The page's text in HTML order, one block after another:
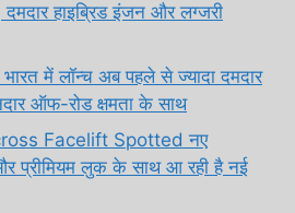
हाइब्रिड इंजन और लग्जरी
में लॉन्च अब पहले से ज्यादा दमदार
ऑफ-रोड क्षमता के साथ
Facelift Spotted नए
प्रीमियम लुक के साथ आ रही है नई